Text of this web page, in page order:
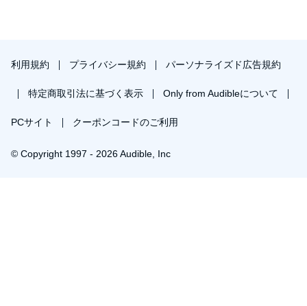
て見えるは取材力？マスコミの好物語録満載。例えば
に水、危ない」並べ、カタカナホニャララ用語でお茶を濁す
常套手段は健在。
利用規約 プライバシー規約 パーソナライズド広告規約
特定商取引法に基づく表示 Only from Audibleについて
PCサイト クーポンコードのご利用
© Copyright 1997 - 2026 Audible, Inc